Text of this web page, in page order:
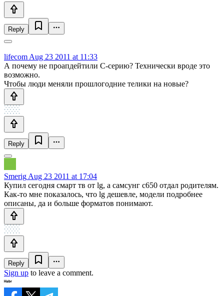
Reply
lifecom Aug 23 2011 at 11:33
А почему не проапдейтили С-серию? Технически вроде это
возможно.
Чтобы люди меняли прошлогодние телики на новые?
Reply
Smerig Aug 23 2011 at 17:04
Купил сегодня смарт тв от lg, а самсунг c650 отдал родителям.
Как-то мне показалось, что lg дешевле, модели подробнее
описаны, да и больше форматов понимают.
Reply
Sign up to leave a comment.